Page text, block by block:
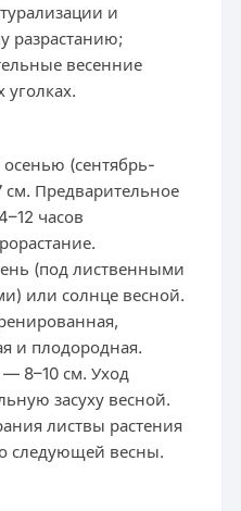
и
разрастанию;
весенние
уголках.
(сентябрь-
см. Предварительное
часов
(под лиственными
или солнце весной.
и плодородная.
— 8–10 см. Уход
засуху весной.
листвы растения
следующей весны.